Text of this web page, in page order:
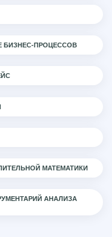
БИЗНЕС-ПРОЦЕССОВ
МАТЕМАТИКИ
АНАЛИЗА